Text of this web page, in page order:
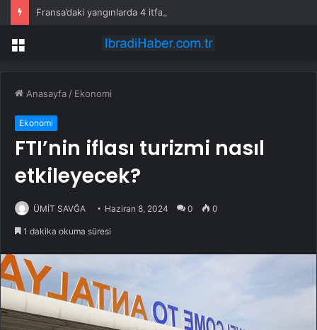
Fransa’daki yangınlarda 4 itfaiye eri hayatını kaybetti
Menü
Anasayfa / Ekonomi
Ekonomi
FTI’nin iflası turizmi nasıl
etkileyecek?
ÜMİT SAVĞA Haziran 8, 2024 0 0
1 dakika okuma süresi